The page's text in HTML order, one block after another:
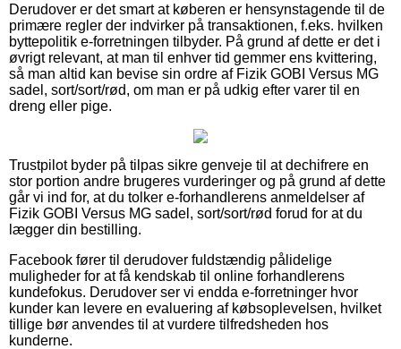
Derudover er det smart at køberen er hensynstagende til de
primære regler der indvirker på transaktionen, f.eks. hvilken
byttepolitik e-forretningen tilbyder. På grund af dette er det i
øvrigt relevant, at man til enhver tid gemmer ens kvittering,
så man altid kan bevise sin ordre af Fizik GOBI Versus MG
sadel, sort/sort/rød, om man er på udkig efter varer til en
dreng eller pige.
Trustpilot byder på tilpas sikre genveje til at dechifrere en
stor portion andre brugeres vurderinger og på grund af dette
går vi ind for, at du tolker e-forhandlerens anmeldelser af
Fizik GOBI Versus MG sadel, sort/sort/rød forud for at du
lægger din bestilling.
Facebook fører til derudover fuldstændig pålidelige
muligheder for at få kendskab til online forhandlerens
kundefokus. Derudover ser vi endda e-forretninger hvor
kunder kan levere en evaluering af købsoplevelsen, hvilket
tillige bør anvendes til at vurdere tilfredsheden hos
kunderne.